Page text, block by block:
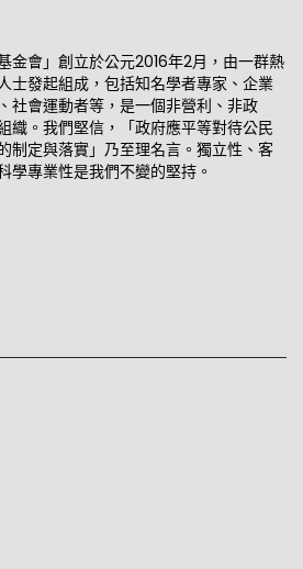
金會」創立於公元2016年2月，由一群熱
士發起組成，包括知名學者專家、企業
社會運動者等，是一個非營利、非政
織。我們堅信，「政府應平等對待公民
制定與落實」乃至理名言。獨立性、客
學專業性是我們不變的堅持。